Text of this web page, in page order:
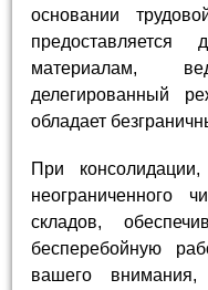
основании
материалам,
делегированный
обладает
При
неограниченного
складов,
бесперебойную
вашего внимания,